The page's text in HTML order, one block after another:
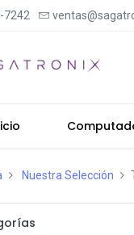
7242
Nuestra Selección